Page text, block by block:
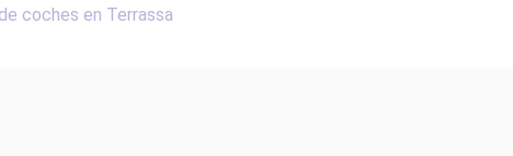
coches en Terrassa